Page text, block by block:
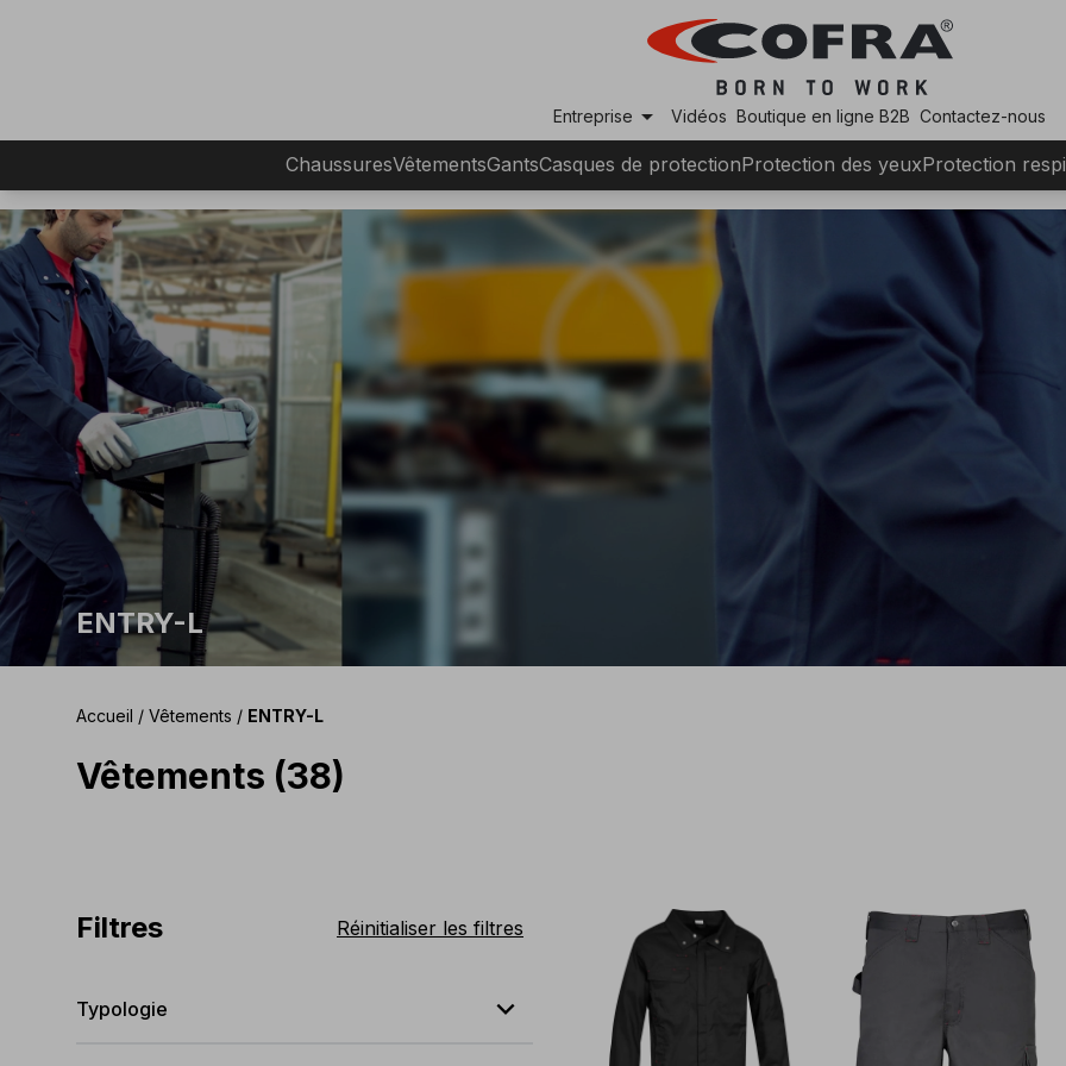
Entreprise arrow_drop_down Vidéos Boutique en ligne B2B Contactez-nous
ChaussuresVêtementsGantsCasques de protectionProtection des yeuxProtection
ENTRY-L
Accueil / Vêtements / ENTRY-L
Vêtements (38)
Filtres Réinitialiser les filtres
Typologie
expand_less